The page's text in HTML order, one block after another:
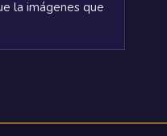
la imágenes que